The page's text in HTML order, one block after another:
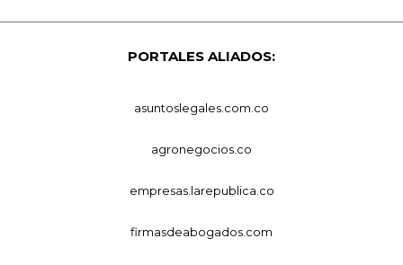
PORTALES ALIADOS:
asuntoslegales.com.co
agronegocios.co
empresas.larepublica.co
firmasdeabogados.com